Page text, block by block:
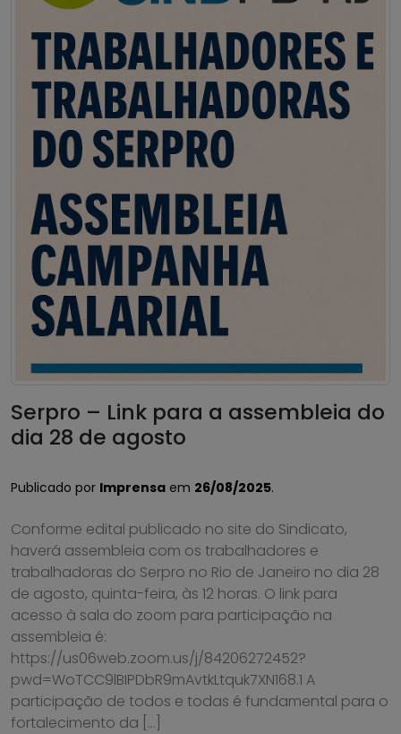
Serpro – Link para a assembleia do
dia 28 de agosto
Publicado por Imprensa em 26/08/2025.
Conforme edital publicado no site do Sindicato,
haverá assembleia com os trabalhadores e
trabalhadoras do Serpro no Rio de Janeiro no dia 28
de agosto, quinta-feira, às 12 horas. O link para
acesso à sala do zoom para participação na
assembleia é:
https://us06web.zoom.us/j/84206272452?
pwd=WoTCC9lBIPDbR9mAvtkLtquk7XN168.1 A
participação de todos e todas é fundamental para o
fortalecimento da […]